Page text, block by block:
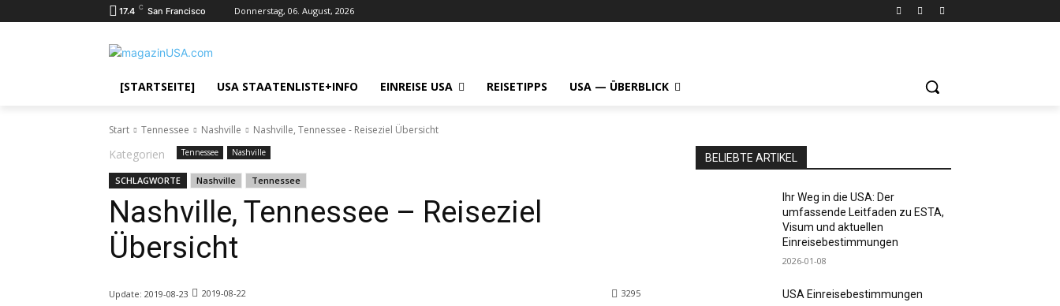
17.4 C San Francisco Donnerstag, 06. August, 2026
[STARTSEITE] USA STAATENLISTE+INFO EINREISE USA REISETIPPS USA — ÜBERBLICK
Start Tennessee Nashville Nashville, Tennessee - Reiseziel Übersicht
Kategorien Tennessee Nashville
SCHLAGWORTE Nashville Tennessee
Nashville, Tennessee – Reiseziel
Übersicht
Update: 2019-08-23 2019-08-22 3295
BELIEBTE ARTIKEL
Ihr Weg in die USA: Der
umfassende Leitfaden zu ESTA,
Visum und aktuellen
Einreisebestimmungen
2026-01-08
USA Einreisebestimmungen